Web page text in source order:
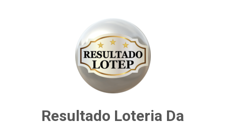
Resultado Loteria Da